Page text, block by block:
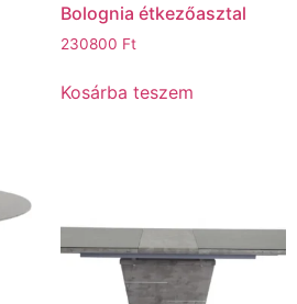
Bolognia étkezőasztal
230800 Ft
Kosárba teszem